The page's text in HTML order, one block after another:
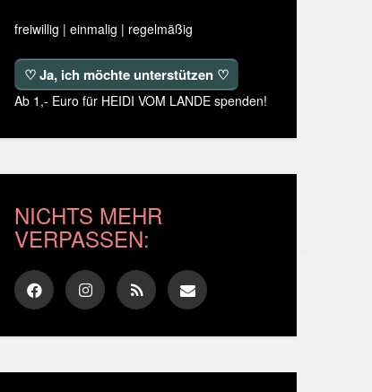
freiwillig | einmalig | regelmäßig
♡ Ja, ich möchte unterstützen ♡
Ab 1,- Euro für HEIDI VOM LANDE spenden!
NICHTS MEHR
VERPASSEN: